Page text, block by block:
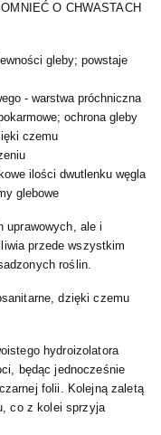
O CHWASTACH
gleby; powstaje
- warstwa próchniczna
ochrona gleby
czemu
ilości dwutlenku węgla
glebowe
uprawowych, ale i
przede wszystkim
roślin.
dzięki czemu
hydroizolatora
będąc jednocześnie
folii. Kolejną zaletą
co z kolei sprzyja